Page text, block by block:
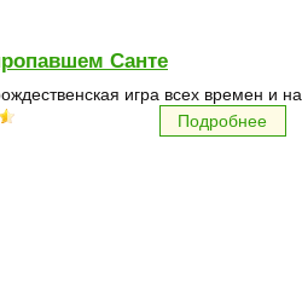
Санте
игра всех времен и
Подробнее